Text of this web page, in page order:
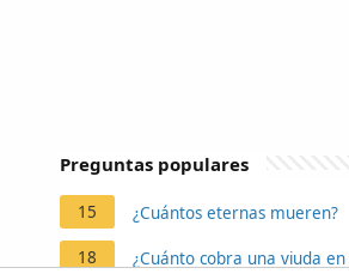
Preguntas populares
15 ¿Cuántos eternas mueren?
18 ¿Cuánto cobra una viuda en